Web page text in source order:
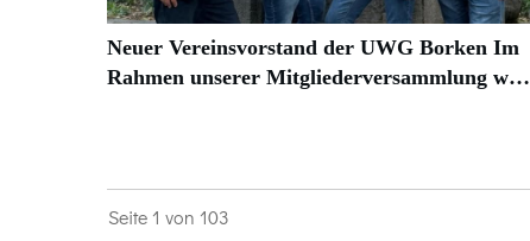
Neuer Vereinsvorstand der UWG Borken Im
Rahmen unserer Mitgliederversammlung w…
Seite 1 von 103